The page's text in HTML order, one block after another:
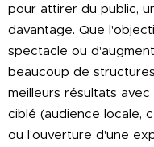
pour attirer du public,
davantage. Que
spectacle ou
beaucoup de
meilleurs résultats
ciblé (audience locale,
ou l'ouverture d'une